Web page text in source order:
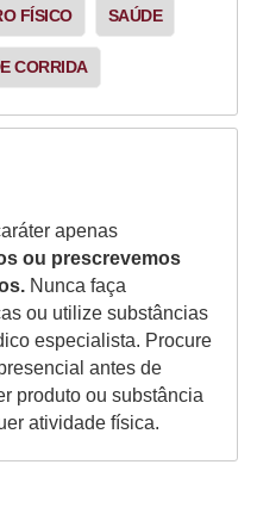
FÍSICO SAÚDE
CORRIDA
apenas
ou prescrevemos
Nunca faça
ou utilize substâncias
especialista. Procure
antes de
produto ou substância
atividade física.